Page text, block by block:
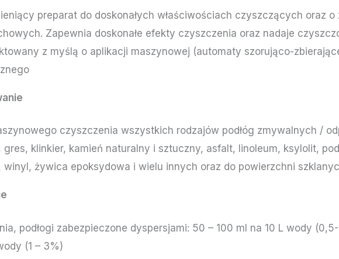
preparat do doskonałych właściwościach czyszczących oraz
Zapewnia doskonałe efekty czyszczenia oraz nadaje
z myślą o aplikacji maszynowej (automaty szorująco-
czyszczenia wszystkich rodzajów podłóg zmywalnych /
gres, klinkier, kamień naturalny i sztuczny, asfalt, linoleum, ksylolit,
winyl, żywica epoksydowa i wielu innych oraz do powierzchni
podłogi zabezpieczone dyspersjami: 50 – 100 ml na 10 L wody
(1 – 3%)